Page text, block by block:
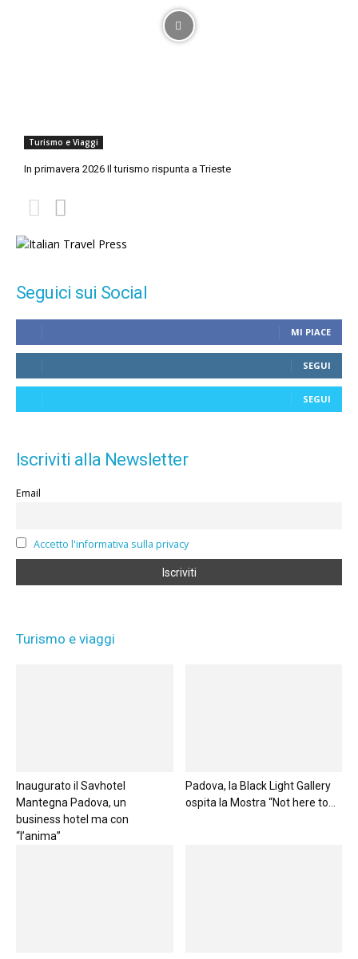
Turismo e Viaggi
In primavera 2026 Il turismo rispunta a Trieste
Seguici sui Social
MI PIACE
SEGUI
SEGUI
Iscriviti alla Newsletter
Email
Accetto l'informativa sulla privacy
Turismo e viaggi
Inaugurato il Savhotel
Mantegna Padova, un
business hotel ma con
“l’anima”
Padova, la Black Light Gallery
ospita la Mostra “Not here to...